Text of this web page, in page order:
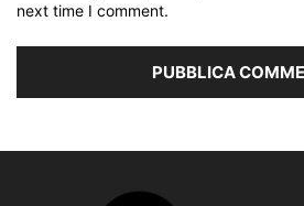
next time I comment.